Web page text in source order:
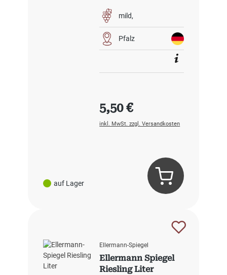
auf Lager
mild
Pfalz
Regulärer Preis:
5,50 €
inkl. MwSt. zzgl. Versandkosten
Ellermann-Spiegel
Ellermann Spiegel
Riesling Liter